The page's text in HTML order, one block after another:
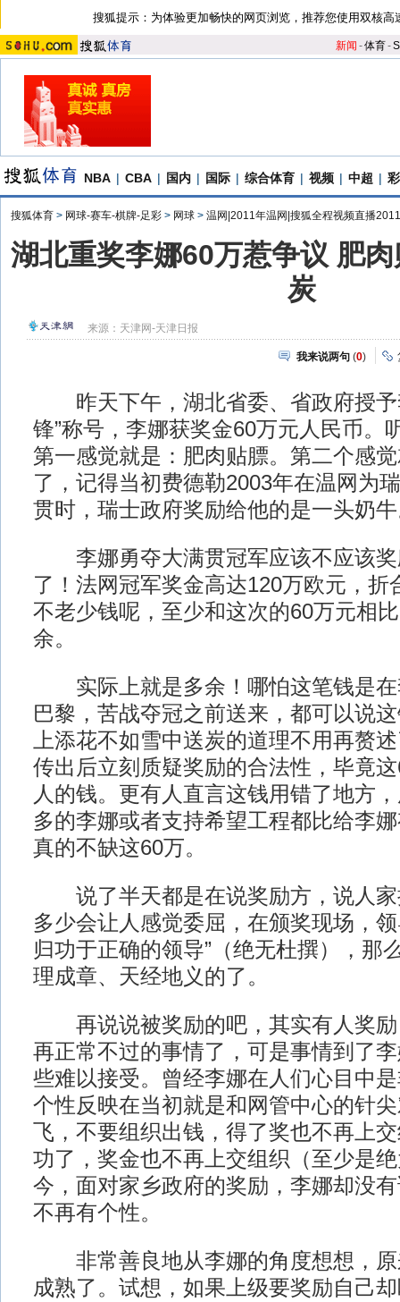
搜狐提示：为体验更加畅快的网页浏览，推荐您使用双核高
新闻 -体育-S
NBA | CBA | 国内 | 国际 | 综合体育 | 视频 | 中超 |
搜狐体育 > 网球-赛车-棋牌-足彩 > 网球 > 温网|2011年温网|搜狐全程视频直播
湖北重奖李娜60万惹争议 肥
炭
来源： 天津网-天津日报
我来说两句 (0)
昨天下午，湖北省委、省政府授予
锋”称号，李娜获奖金60万元人民币。
第一感觉就是：肥肉贴膘。第二个感
了，记得当初费德勒2003年在温网为
贯时，瑞士政府奖励给他的是一头奶
李娜勇夺大满贯冠军应该不应该奖
了！法网冠军奖金高达120万欧元，折
不老少钱呢，至少和这次的60万元相
余。
实际上就是多余！哪怕这笔钱是在
巴黎，苦战夺冠之前送来，都可以说
上添花不如雪中送炭的道理不用再赘
传出后立刻质疑奖励的合法性，毕竟
人的钱。更有人直言这钱用错了地方
多的李娜或者支持希望工程都比给李
真的不缺这60万。
说了半天都是在说奖励方，说人家
多少会让人感觉委屈，在颁奖现场，
归功于正确的领导”（绝无杜撰），那
理成章、天经地义的了。
再说说被奖励的吧，其实有人奖励
再正常不过的事情了，可是事情到了
些难以接受。曾经李娜在人们心目中
个性反映在当初就是和网管中心的针
飞，不要组织出钱，得了奖也不再上
功了，奖金也不再上交组织（至少是
今，面对家乡政府的奖励，李娜却没
不再有个性。
非常善良地从李娜的角度想想，原
成熟了。试想，如果上级要奖励自己